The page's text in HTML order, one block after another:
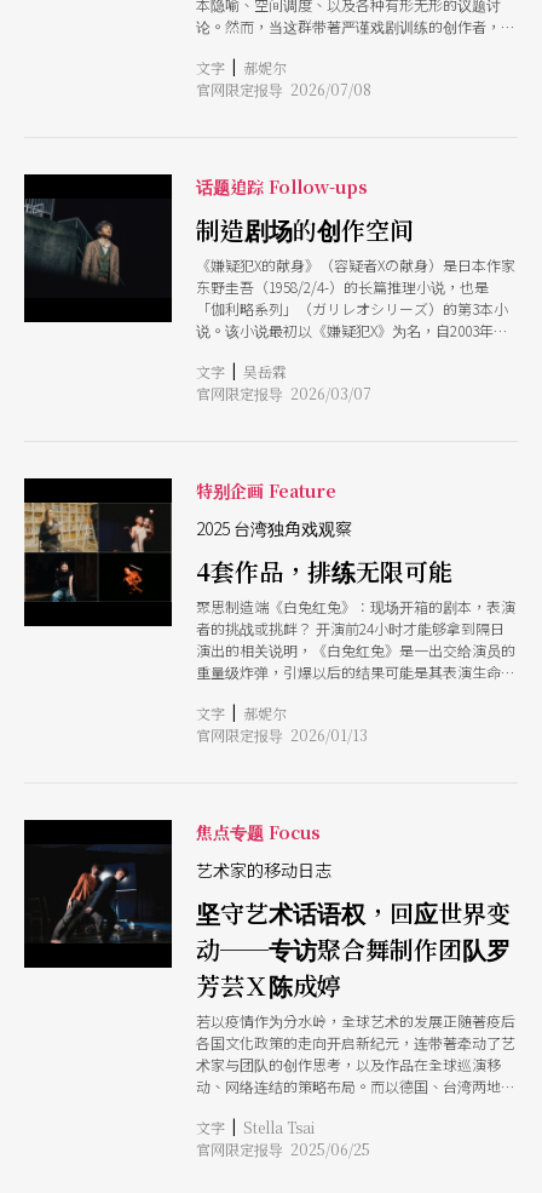
本隐喻、空间调度、以及各种有形无形的议题讨
论。然而，当这群带著严谨戏剧训练的创作者，将
场，那又会变得如何呢？ 本文是导演洪千涵与孙
唯真的对谈。她们同样毕业于国立台北艺术大学戏
辈的生命经验。然而，当她们真正跨入这个领域，
各自谈起她们的创作，如《小路决定要去远方》、
《我，有一个问题？》、《掰掰见习生》与《永远
不要长大的地方》等作品时，彼此都更加确定，儿
童剧并非只是儿童的游戏，且或许，其间饱含的信
任连结、投入的程度，更靠近剧场的本质。 在对
谈中，两位导演温柔地拆解了社会对儿童剧的刻板
印象，一边创作也仿佛一边与童年的自己对话，于
台下那群尚未被理性符号框架、全然依赖感官的
「野生」观众，创作者必须把规矩与调度隐藏在光
评论捆绑的导演自身。透过孩子的眼睛，重新凝视
剧场发生的那一刻，找回「故事怎么讲最有趣」的
初心。
文字 | 郝妮尔
官网限定报导 2026/07/08
话题追踪 Follow-ups
制造剧场的创作空间
《嫌疑犯X的献身》（容疑者Xの献身）是日本作家
东野圭吾（1958/2/4-）的长篇推理小说，也是
「伽利略系列」（ガリレオシリーズ）的第3本小
说。该小说最初以《嫌疑犯X》为名，自2003年起
版。小说出版后即受到广大回响，陆续翻译为多国
语言，而日本、韩国、中国、印度皆有电影版上
身》舞台剧于台北首演后，将陆续于高雄、台中巡
演。而在首演过后，我特别感受到「剧场版与原著
小说间的接近程度」以及「全剧给予的体感时
台剧编导吴维纬、制作方「笨鸟工作室」的讨论，
解答制作背后的几项关键，也提供未来有志投入于
IP改编剧场的制作团队不同面向的思考。
文字 | 吴岳霖
官网限定报导 2026/03/07
特别企画 Feature
2025 台湾独角戏观察
4套作品，排练无限可能
聚思制造端《白兔红兔》：现场开箱的剧本，表演
者的挑战或挑衅？ 开演前24小时才能够拿到隔日
演出的相关说明，《白兔红兔》是一出交给演员的
重量级炸弹，引爆以后的结果可能是其表演生命的
Soleimanpour 的大胆实验，2022年末聚思制造端
尝试引入，遵从剧作家的指引，在正式演出当下才
角度将表演及故事的魅力全权赋予演员，然而一场
「几乎无法事前准备」的表演，之于表演者来说，
挑战与挑衅仅是一线之隔。观众将在这样的表演形
本质无所遁形，是SOLO形式中另一层次惊人的展
现。
文字 | 郝妮尔
官网限定报导 2026/01/13
焦点专题 Focus
艺术家的移动日志
坚守艺术话语权，回应世界变
动──专访聚合舞制作团队罗
芳芸Ｘ陈成婷
若以疫情作为分水岭，全球艺术的发展正随著疫后
各国文化政策的走向开启新纪元，连带著牵动了艺
术家与团队的创作思考，以及作品在全球巡演移
动、网络连结的策略布局。而以德国、台湾两地为
合舞制作团队」（Polymer DMT），正处于全球趋
势变动的体感第一排。
文字 | Stella Tsai
官网限定报导 2025/06/25